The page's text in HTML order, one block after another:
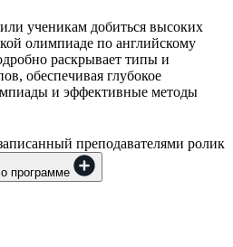
ученикам добиться высоких
олимпиаде по английскому
раскрывает типы и
обеспечивая глубокое
и эффективные методы
преподавателями ролик
программе